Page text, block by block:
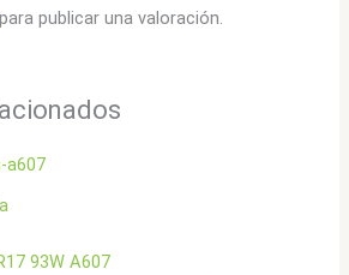
publicar una valoración.
93W A607